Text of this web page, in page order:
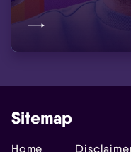
Sitemap
Home